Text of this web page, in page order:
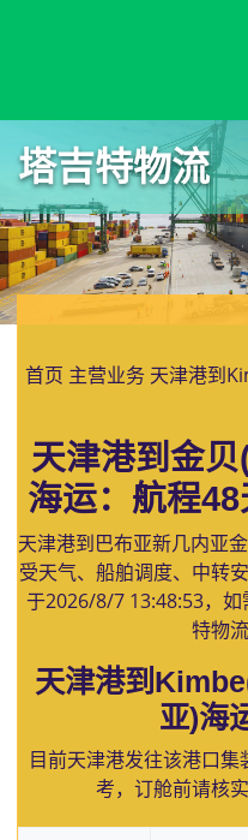
塔吉特物流
首页 主营业务 天津港到
天津港到金
海运：航程
天津港到巴布亚新几内亚
受天气、船舶调度、中转
于2026/8/7 13:48:53，
特物
天津港到
亚)海
目前天津港发往该港口
考，订舱前请核